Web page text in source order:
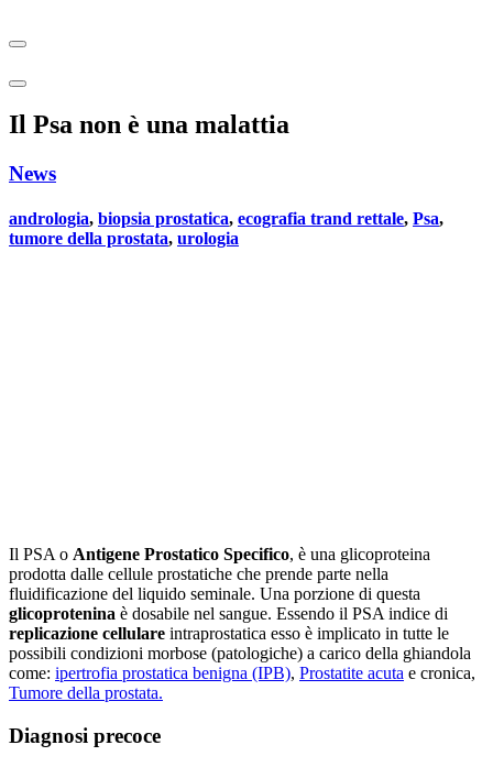
Il Psa non è una malattia
News
andrologia, biopsia prostatica, ecografia trand rettale, Psa,
tumore della prostata, urologia
Il PSA o Antigene Prostatico Specifico, è una glicoproteina
prodotta dalle cellule prostatiche che prende parte nella
fluidificazione del liquido seminale. Una porzione di questa
glicoprotenina è dosabile nel sangue. Essendo il PSA indice di
replicazione cellulare intraprostatica esso è implicato in tutte le
possibili condizioni morbose (patologiche) a carico della ghiandola
come: ipertrofia prostatica benigna (IPB), Prostatite acuta e cronica,
Tumore della prostata.
Diagnosi precoce